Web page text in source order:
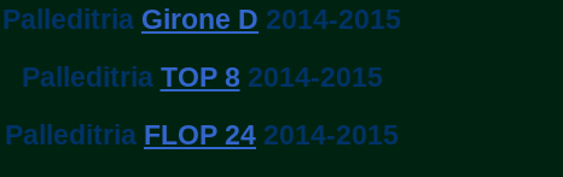
Palleditria Girone D 2014-2015
Palleditria TOP 8 2014-2015
Palleditria FLOP 24 2014-2015